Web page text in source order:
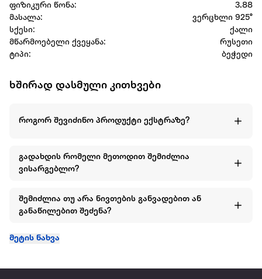
ფიზიკური წონა:
3.88
მასალა:
ვერცხლი 925°
სქესი:
ქალი
მწარმოებელი ქვეყანა:
რუსეთი
ტიპი:
ბეჭედი
ხშირად დასმული კითხვები
როგორ შევიძინო პროდუქტი ექსტრაზე?
გადახდის რომელი მეთოდით შემიძლია
ვისარგებლო?
შემიძლია თუ არა ნივთების განვადებით ან
განაწილებით შეძენა?
მეტის ნახვა